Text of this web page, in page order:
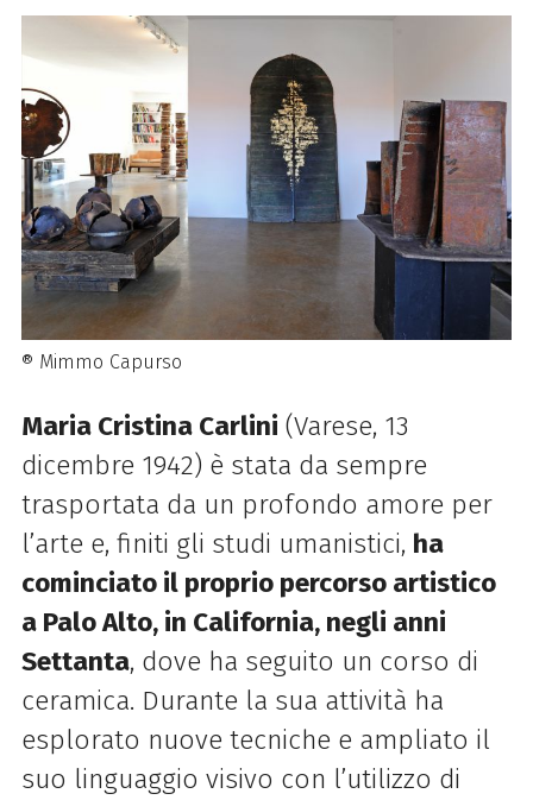
® Mimmo Capurso
Maria Cristina Carlini (Varese, 13
dicembre 1942) è stata da sempre
trasportata da un profondo amore per
l’arte e, finiti gli studi umanistici, ha
cominciato il proprio percorso artistico
a Palo Alto, in California, negli anni
Settanta, dove ha seguito un corso di
ceramica. Durante la sua attività ha
esplorato nuove tecniche e ampliato il
suo linguaggio visivo con l’utilizzo di